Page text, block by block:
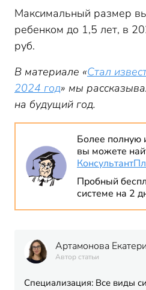
Максимальный размер
ребенком до 1,5 лет, в
руб.
В материале «Стал
2024 год» мы
на будущий год.
Более полную
вы можете
Пробный
системе на 2
Артамонова
Автор статьи
Специализация: Все виды